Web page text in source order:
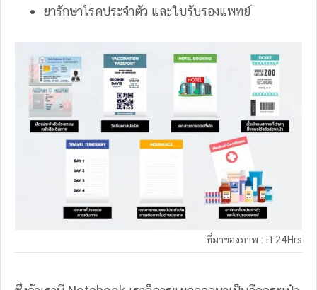
ยารักษาโรคประจำตัว และใบรับรองแพทย์
ที่มาของภาพ : iT24Hrs